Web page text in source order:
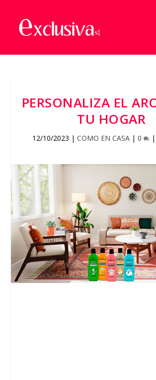
PERSONALIZA EL
TU HOGAR
12/10/2023 | COMO EN CASA | 0 |